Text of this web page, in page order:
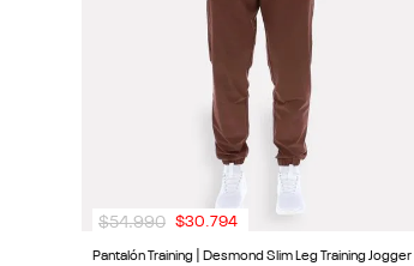
Pantalón Training | Desmond Slim Leg Training Jogger |
$54.990 $30.794